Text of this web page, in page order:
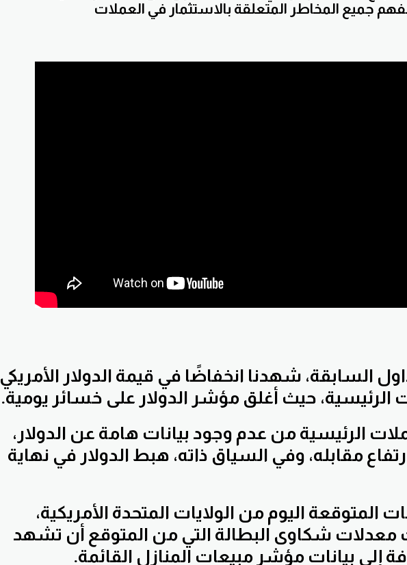
السابقة، شهدنا انخفاضًا في قيمة الدولار الأمريكي
الرئيسية، حيث أغلق مؤشر الدولار على خسائر يومية.
الرئيسية من عدم وجود بيانات هامة عن الدولار،
مقابله، وفي السياق ذاته، هبط الدولار في نهاية
المتوقعة اليوم من الولايات المتحدة الأمريكية،
معدلات شكاوى البطالة التي من المتوقع أن تشهد
إلى بيانات مؤشر مبيعات المنازل القائمة.